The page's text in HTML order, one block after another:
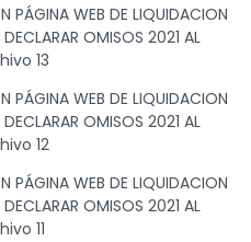
PÁGINA WEB DE LIQUIDACION
OMISOS 2021 AL
13
PÁGINA WEB DE LIQUIDACION
OMISOS 2021 AL
12
PÁGINA WEB DE LIQUIDACION
OMISOS 2021 AL
11